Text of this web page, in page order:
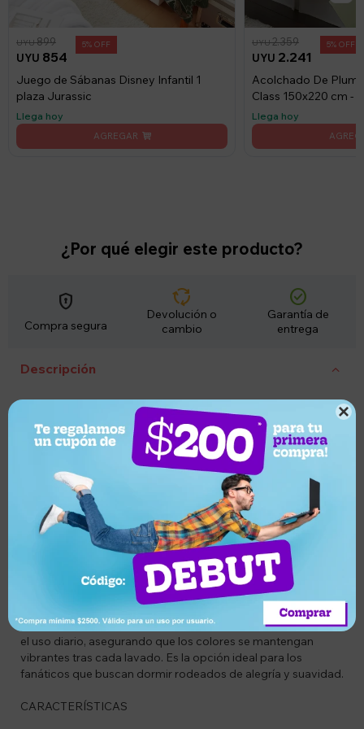

UYU 854
UYU899 5
Juego de Sábanas Disney Infantil 1
plaza Jurassic
Llega hoy
UYU 2.241
UYU2.359 5
Acolchado De
Class 150x220 cm -
Llega hoy
¿Por qué elegir este producto?
encrypted
Compra segura
cycle
Devolución o
cambio
check_circle
Garantía de
entrega
Descripción
EX7730784172381
¡Haz que la hora de dormir sea el momento más divertido del
día con el Juego de Sábanas Infantil Bluey de 1 Plaza!
Inspirado en las aventuras de la perrita más querida de la
televisión, este conjunto es perfecto para transformar el
dormitorio en un mundo de juego y fantasía. Confeccionadas
en microfibra de alta densidad, estas sábanas ofrecen un
tacto ultrasuave que garantiza el máximo confort para la piel
delicada de los niños. Su diseño colorido y lleno de vida
presenta a Bluey en un estampado de alta calidad que resiste
el uso diario, asegurando que los colores se mantengan
vibrantes tras cada lavado. Es la opción ideal para los
fanáticos que buscan dormir rodeados de alegría y suavidad.
CARACTERÍSTICAS